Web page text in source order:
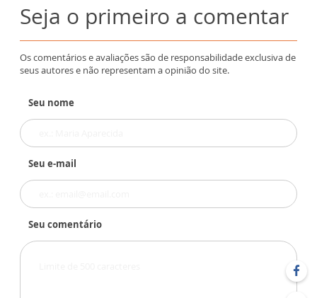
Seja o primeiro a comentar
Os comentários e avaliações são de responsabilidade exclusiva de
seus autores e não representam a opinião do site.
Seu nome
Seu e-mail
Seu comentário